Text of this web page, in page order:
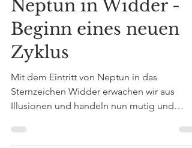
Sarah Kündig
30. März 2025
Neptun in Widder -
Beginn eines neuen
Zyklus